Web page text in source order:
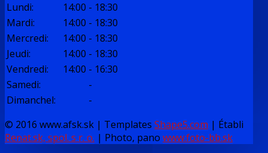
Lundi: 14:00 - 18:30
Mardi: 14:00 - 18:30
Mercredi: 14:00 - 18:30
Jeudi: 14:00 - 18:30
Vendredi: 14:00 - 16:30
Samedi:
-
Dimanchel:
-
© 2016 www.afsk.sk | Templates Shape5.com | Établi
Renat.sk, spol. s r. o. | Photo, pano www.foto-bb.sk